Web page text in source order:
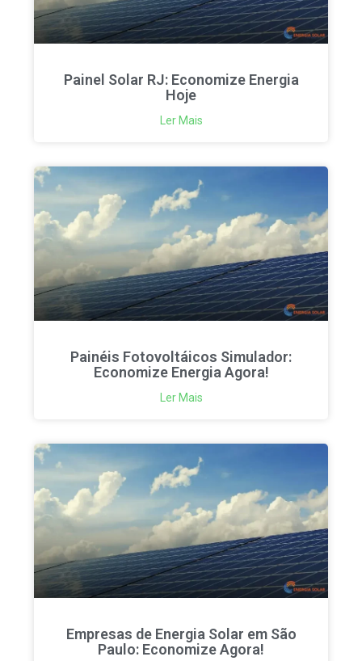
Painel Solar RJ: Economize Energia
Hoje
Ler Mais
Painéis Fotovoltáicos Simulador:
Economize Energia Agora!
Ler Mais
Empresas de Energia Solar em São
Paulo: Economize Agora!